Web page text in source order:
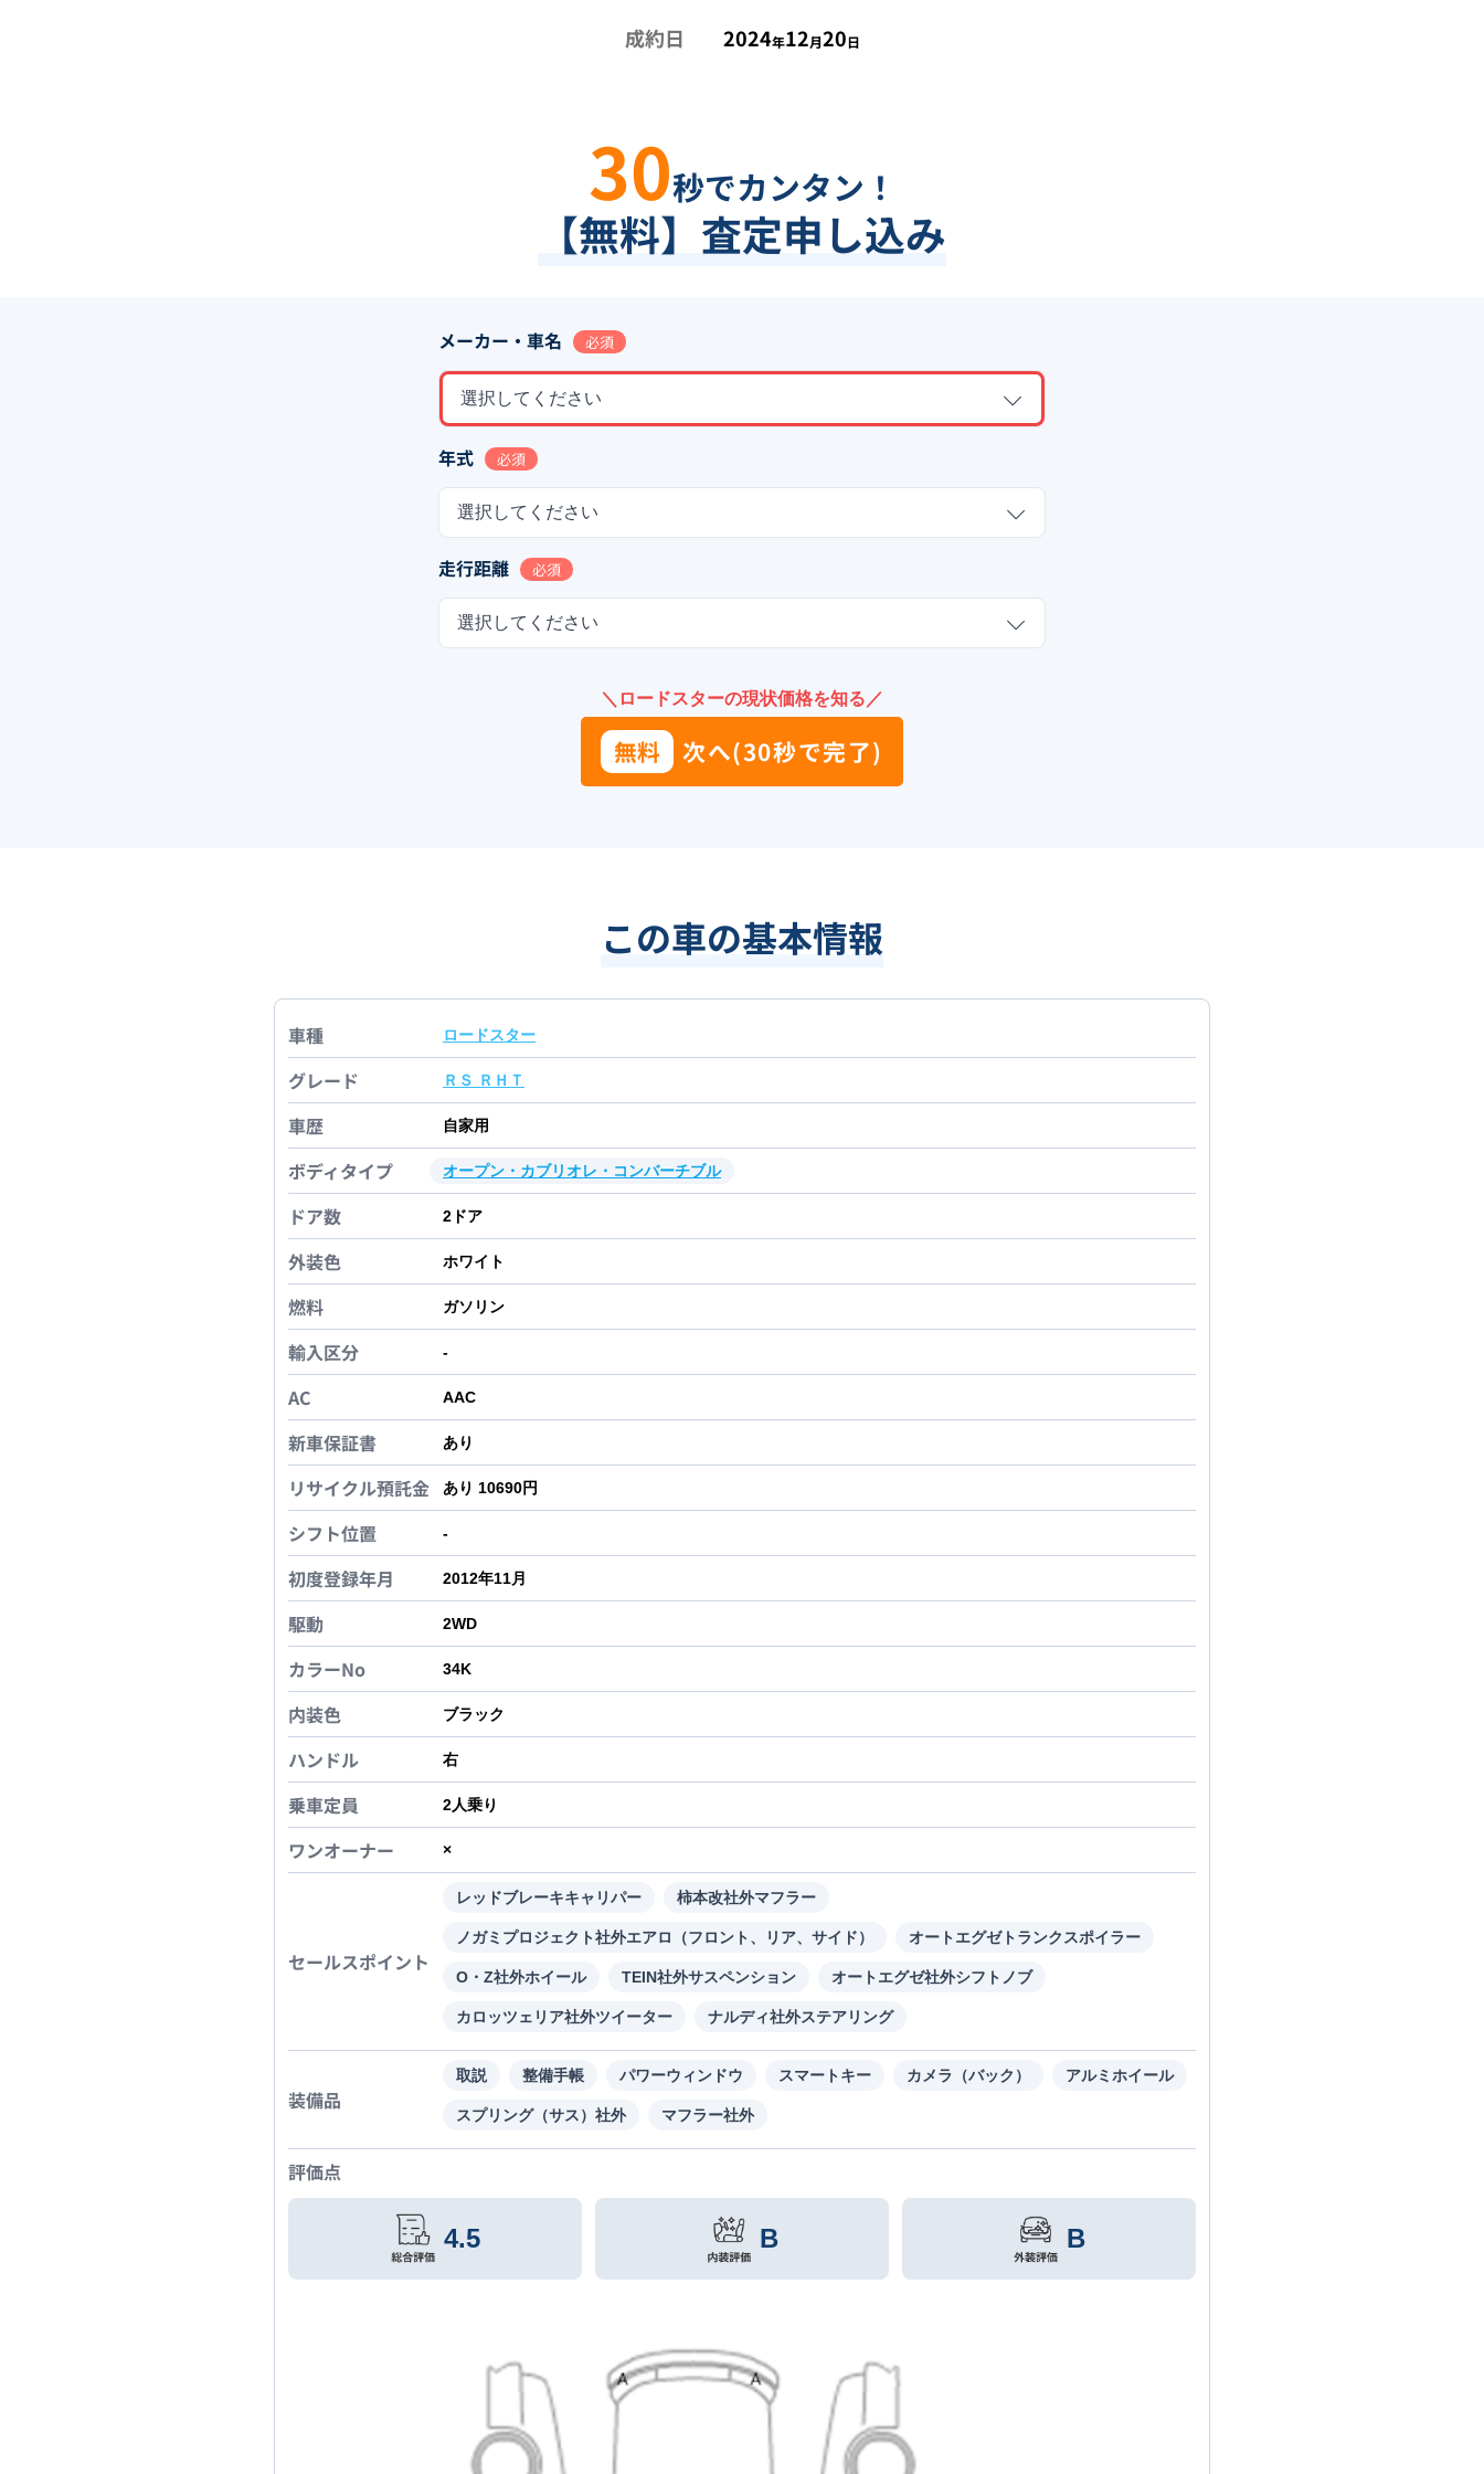
成約日 2024年12月20日
30秒でカンタン！
【無料】査定申し込み
メーカー・車名 必須
選択してください
年式 必須
選択してください
走行距離 必須
選択してください
＼ロードスターの現状価格を知る／
無料 次へ(30秒で完了)
この車の基本情報
車種 ロードスター
グレード ＲＳ ＲＨＴ
車歴 自家用
ボディタイプ オープン・カブリオレ・コンバーチブル
ドア数 2 ドア
外装色 ホワイト
燃料 ガソリン
輸入区分 -
AC AAC
新車保証書 あり
リサイクル預託金 あり 10690円
シフト位置 -
初度登録年月 2012年11月
駆動 2WD
カラーNo 34K
内装色 ブラック
ハンドル 右
乗車定員 2人乗り
ワンオーナー ×
セールスポイント
レッドブレーキキャリパー 柿本改社外マフラー
ノガミプロジェクト社外エアロ（フロント、リア、サイド） オートエグゼトランクスポイラー
O・Z社外ホイール TEIN社外サスペンション オートエグゼ社外シフトノブ
カロッツェリア社外ツイーター ナルディ社外ステアリング
装備品
取説 整備手帳 パワーウィンドウ スマートキー カメラ（バック） アルミホイール
スプリング（サス）社外 マフラー社外
評価点
4.5 B B